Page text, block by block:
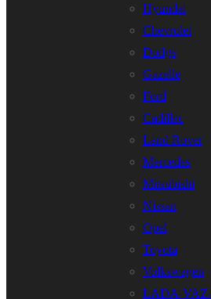
Hyundai
Chevrolet
Dodge
Gazelle
Ford
Cadillac
Land Rover
Mercedes
Mitsubishi
Nissan
Opel
Toyota
Volkswagen
LADA-